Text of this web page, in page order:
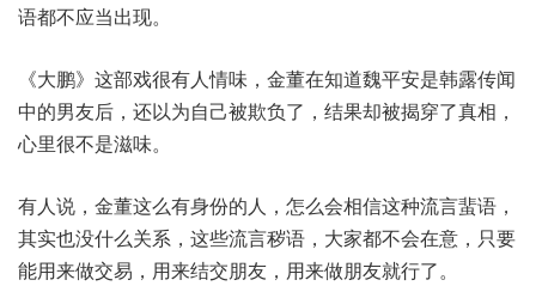
语都不应当出现。
《大鹏》这部戏很有人情味，金董在知道魏平安是韩露传闻
中的男友后，还以为自己被欺负了，结果却被揭穿了真相，
心里很不是滋味。
有人说，金董这么有身份的人，怎么会相信这种流言蜚语，
其实也没什么关系，这些流言秽语，大家都不会在意，只要
能用来做交易，用来结交朋友，用来做朋友就行了。